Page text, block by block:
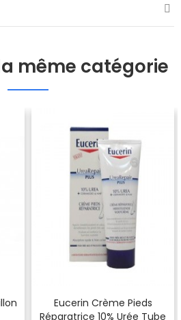
même catégorie
Eucerin Crème Pieds
Réparatrice 10% Urée Tube